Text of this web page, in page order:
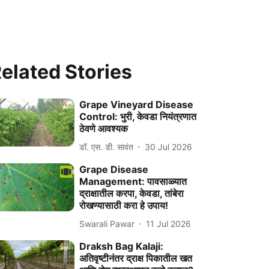
Stories
Grape Vineyard Disease
Control: भुरी, केवडा नियंत्रणात
ठेवणे आवश्यक
डॉ. एस. डी. सावंत 30 Jul 2026
Grape Disease
Management: पावसाळ्यात
द्राक्षातील करपा, केवडा, तांबेरा
रोखण्यासाठी करा हे उपाय!
Swarali Pawar 11 Jul 2026
Draksh Bag Kalaji:
अतिवृष्टीनंतर द्राक्ष पिकातील खत